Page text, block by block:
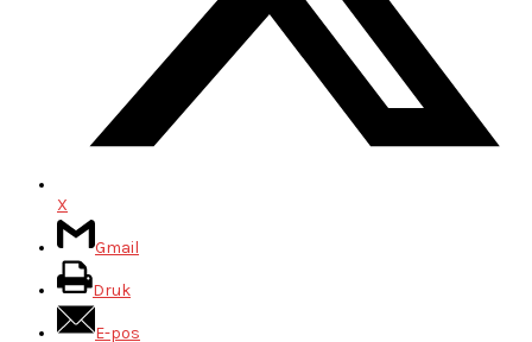
X
Gmail
Druk
E-pos